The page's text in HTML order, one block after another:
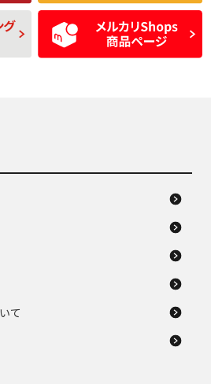
が
古
D
残り溝も少なく、偏
磨耗がみられ、短期
間使用できるくらい
の中古品
て